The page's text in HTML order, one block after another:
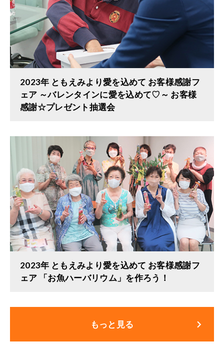
2023年 ともえみより愛を込めて お客様感謝フ
ェア ～バレンタインに愛を込めて♡～ お客様
感謝☆プレゼント抽選会
2023年 ともえみより愛を込めて お客様感謝フ
ェア 「お魚ハーバリウム」を作ろう！
もっと見る keyboard_arrow_right